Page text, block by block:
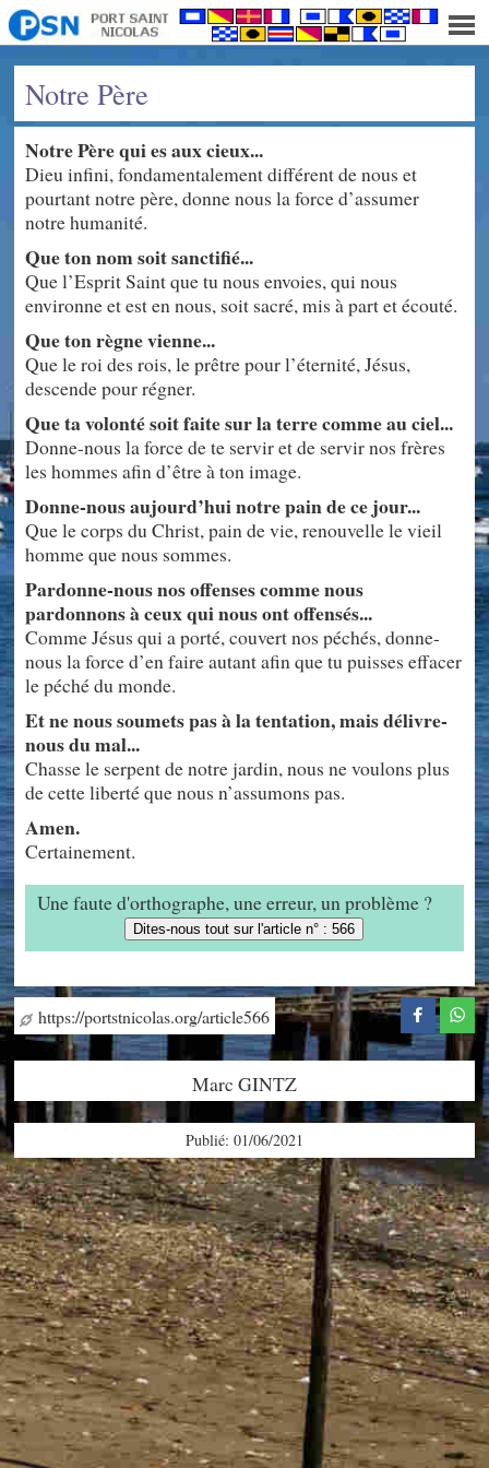
Notre Père
Notre Père qui es aux cieux...
Dieu infini, fondamentalement différent de nous et
pourtant notre père, donne nous la force d’assumer
notre humanité.
Que ton nom soit sanctifié...
Que l’Esprit Saint que tu nous envoies, qui nous
environne et est en nous, soit sacré, mis à part et écouté.
Que ton règne vienne...
Que le roi des rois, le prêtre pour l’éternité, Jésus,
descende pour régner.
Que ta volonté soit faite sur la terre comme au ciel...
Donne-nous la force de te servir et de servir nos frères
les hommes afin d’être à ton image.
Donne-nous aujourd’hui notre pain de ce jour...
Que le corps du Christ, pain de vie, renouvelle le vieil
homme que nous sommes.
Pardonne-nous nos offenses comme nous
pardonnons à ceux qui nous ont offensés...
Comme Jésus qui a porté, couvert nos péchés, donne-
nous la force d’en faire autant afin que tu puisses effacer
le péché du monde.
Et ne nous soumets pas à la tentation, mais délivre-
nous du mal...
Chasse le serpent de notre jardin, nous ne voulons plus
de cette liberté que nous n’assumons pas.
Amen.
Certainement.
Une faute d'orthographe, une erreur, un problème ?
Dites-nous tout sur l'article n° : 566
https://portstnicolas.org/article566
Marc GINTZ
Publié: 01/06/2021